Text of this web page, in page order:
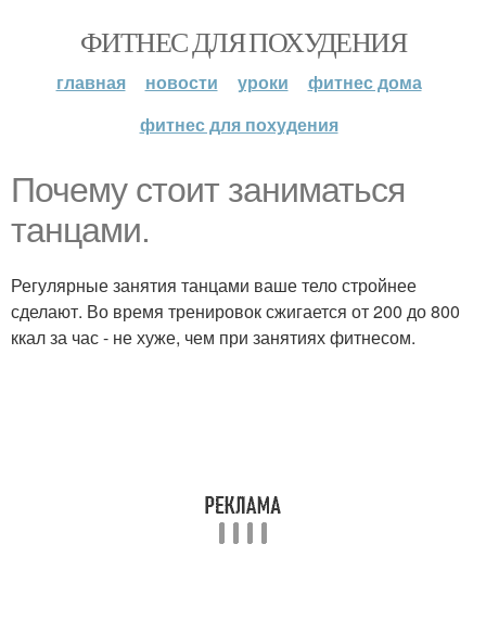
ФИТНЕС ДЛЯ ПОХУДЕНИЯ
главная новости уроки
фитнес дома
фитнес для похудения
Почему стоит заниматься
танцами.
Регулярные занятия танцами ваше тело стройнее
сделают. Во время тренировок сжигается от 200 до 800
ккал за час - не хуже, чем при занятиях фитнесом.